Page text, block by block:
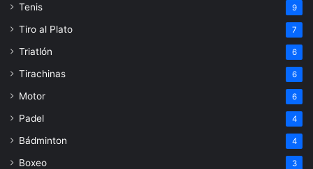
Tenis 9
Tiro al Plato 7
Triatlón 6
Tirachinas 6
Motor 6
Padel 4
Bádminton 4
Boxeo 3